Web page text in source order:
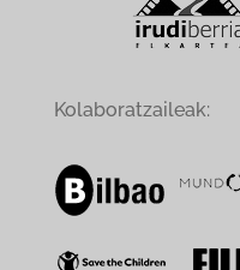
Kolaboratzaileak: